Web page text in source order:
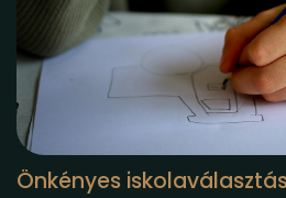
Önkényes